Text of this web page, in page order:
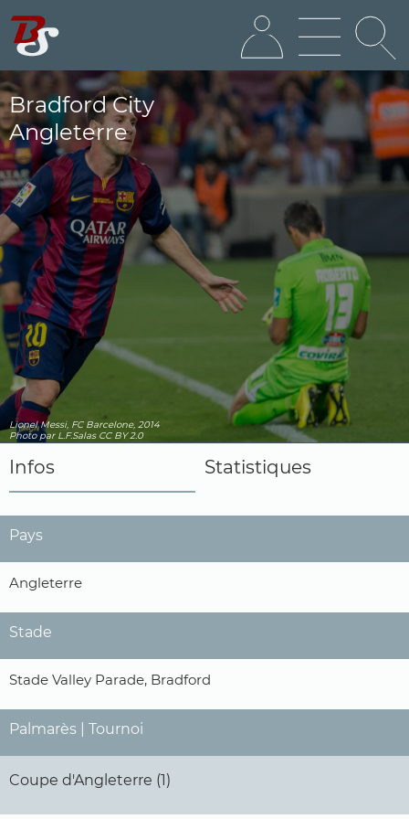
Bradford City
Angleterre
Lionel Messi, FC Barcelone, 2014
Photopar L.F.Salas CC BY 2.0
Infos Statistiques
Pays
Angleterre
Stade
Stade Valley Parade, Bradford
Palmarès | Tournoi
Coupe d'Angleterre (1)